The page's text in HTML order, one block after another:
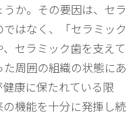
うか。その要因は、セラ
はなく、「セラミック
セラミック歯を支えて
周囲の組織の状態にあ
康に保たれている限
機能を十分に発揮し続